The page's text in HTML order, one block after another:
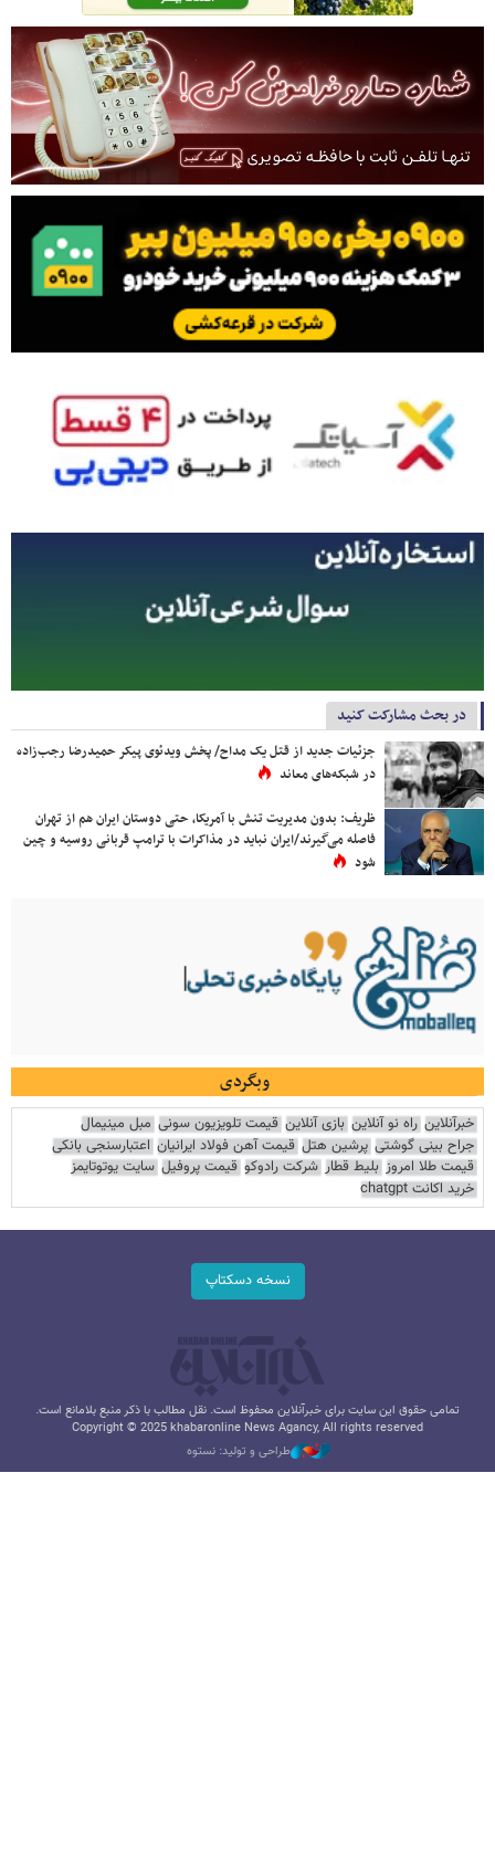
در بحث مشارکت کنید
جزئیات جدید از قتل یک مداح/ پخش ویدئوی پیکر حمیدرضا رجب‌زاده
در شبکه‌های معاند
ظریف: بدون مدیریت تنش با آمریکا، حتی دوستان ایران هم از تهران
فاصله می‌گیرند/ایران نباید در مذاکرات با ترامپ قربانی روسیه و چین
شود
وبگردی
خبرآنلاین راه نو آنلاین بازی آنلاین قیمت تلویزیون سونی مبل مینیمال
جراح بینی گوشتی پرشین هتل قیمت آهن فولاد ایرانیان اعتبارسنجی بانکی
قیمت طلا امروز بلیط قطار شرکت رادوکو قیمت پروفیل سایت یوتوتایمز
خرید اکانت chatgpt
نسخه دسکتاپ
تمامی حقوق این سایت برای خبرآنلاین محفوظ است. نقل مطالب با ذکر منبع بلامانع است.
Copyright © 2025 khabaronline News Agancy, All rights reserved
طراحی و تولید: نستوه